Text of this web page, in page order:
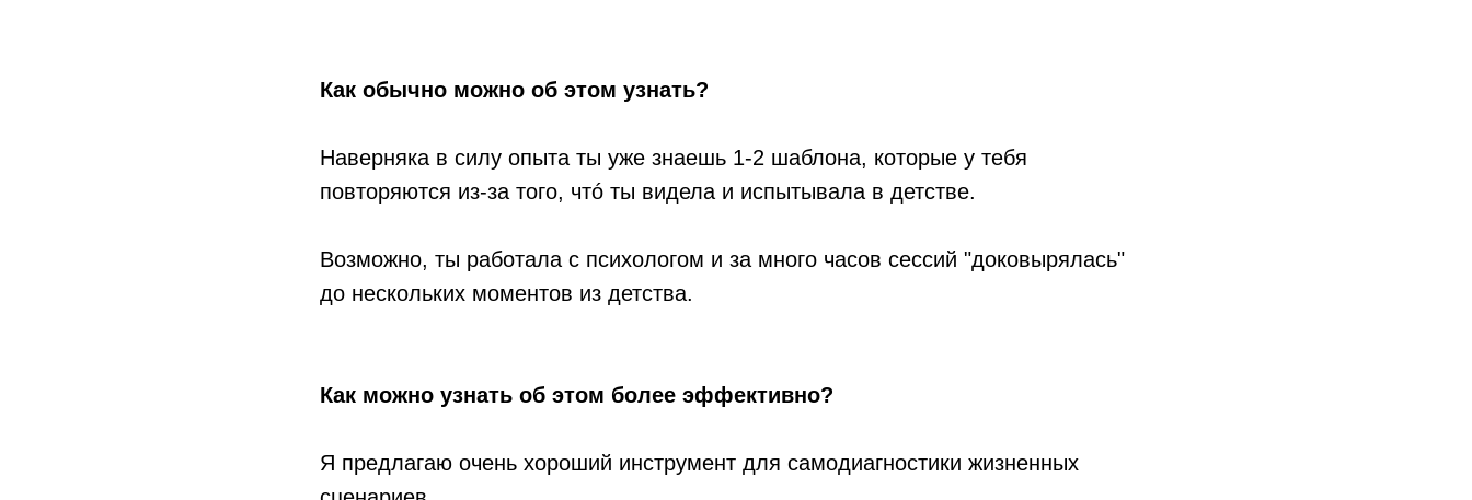
Как обычно можно об этом узнать?
Наверняка в силу опыта ты уже знаешь 1-2 шаблона, которые у тебя
повторяются из-за того, чтó ты видела и испытывала в детстве.
Возможно, ты работала с психологом и за много часов сессий "доковырялась"
до нескольких моментов из детства.
Как можно узнать об этом более эффективно?
Я предлагаю очень хороший инструмент для самодиагностики жизненных